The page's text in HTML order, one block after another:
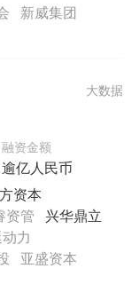
新威集团
融资金额
逾亿人民币
大数据
资本
资管
兴华鼎立
力
亚盛资本